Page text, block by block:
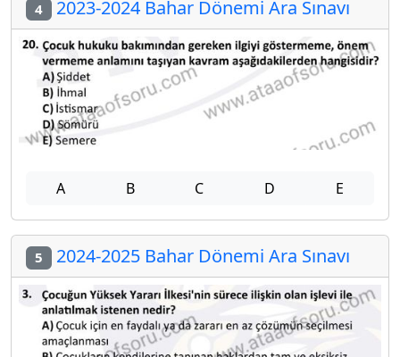
4 2023-2024 Bahar Dönemi Ara Sınavı
A B C D E
5 2024-2025 Bahar Dönemi Ara Sınavı